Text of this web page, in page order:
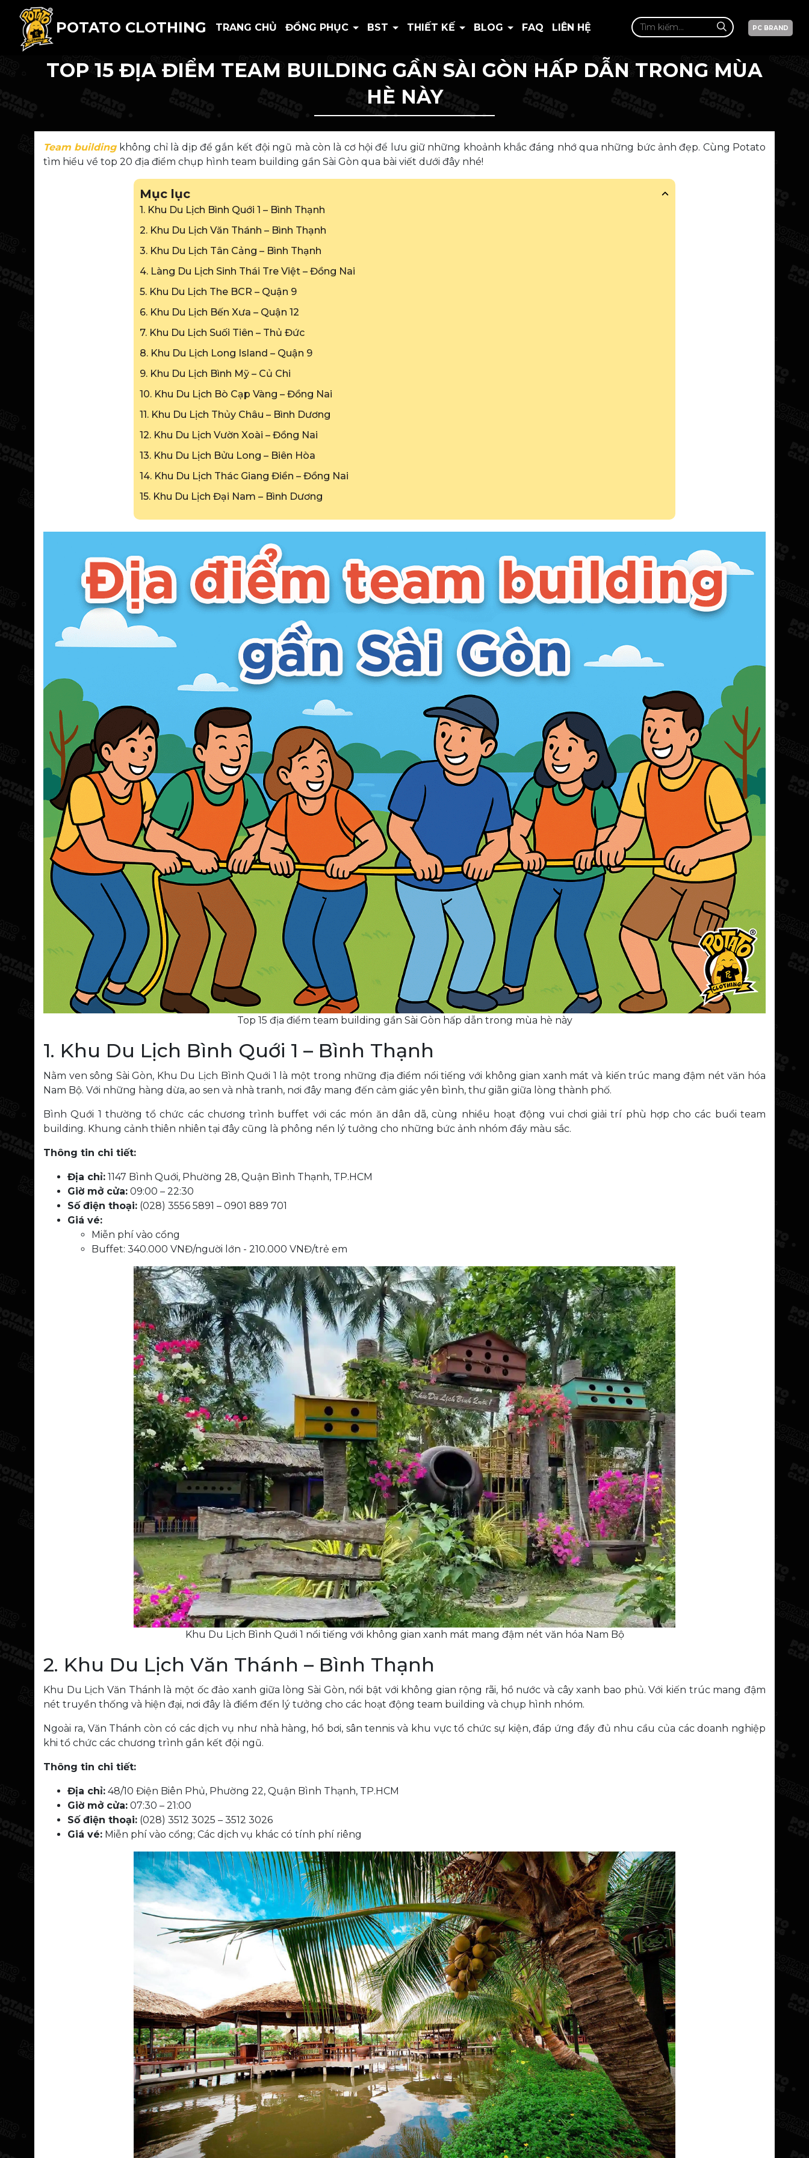
POTATO CLOTHING TRANG CHỦ ĐỒNG PHỤC BST THIẾT KẾ BLOG FAQ LIÊN HỆ PC BRAND
TOP 15 ĐỊA ĐIỂM TEAM BUILDING GẦN SÀI GÒN HẤP DẪN TRONG MÙA
HÈ NÀY
Team buildingkhông chỉ là dịp để gắn kết đội ngũ mà còn là cơ hội để lưu giữ những khoảnh khắc đáng nhớ qua những bức ảnh đẹp. Cùng Potato
tìm hiểu về top 20 địa điểm chụp hình team building gần Sài Gòn qua bài viết dưới đây nhé!
Mục lục
1. Khu Du Lịch Bình Quới 1 – Bình Thạnh
2. Khu Du Lịch Văn Thánh – Bình Thạnh
3. Khu Du Lịch Tân Cảng – Bình Thạnh
4. Làng Du Lịch Sinh Thái Tre Việt – Đồng Nai
5. Khu Du Lịch The BCR – Quận 9
6. Khu Du Lịch Bến Xưa – Quận 12
7. Khu Du Lịch Suối Tiên – Thủ Đức
8. Khu Du Lịch Long Island – Quận 9
9. Khu Du Lịch Bình Mỹ – Củ Chi
10. Khu Du Lịch Bò Cạp Vàng – Đồng Nai
11. Khu Du Lịch Thủy Châu – Bình Dương
12. Khu Du Lịch Vườn Xoài – Đồng Nai
13. Khu Du Lịch Bửu Long – Biên Hòa
14. Khu Du Lịch Thác Giang Điền – Đồng Nai
15. Khu Du Lịch Đại Nam – Bình Dương
Top 15 địa điểm team building gần Sài Gòn hấp dẫn trong mùa hè này
1. Khu Du Lịch Bình Quới 1 – Bình Thạnh
Nằm ven sông Sài Gòn, Khu Du Lịch Bình Quới 1 là một trong những địa điểm nổi tiếng với không gian xanh mát và kiến trúc mang đậm nét văn hóa
Nam Bộ. Với những hàng dừa, ao sen và nhà tranh, nơi đây mang đến cảm giác yên bình, thư giãn giữa lòng thành phố.
Bình Quới 1 thường tổ chức các chương trình buffet với các món ăn dân dã, cùng nhiều hoạt động vui chơi giải trí phù hợp cho các buổi team
building. Khung cảnh thiên nhiên tại đây cũng là phông nền lý tưởng cho những bức ảnh nhóm đầy màu sắc.
Thông tin chi tiết:
Địa chỉ: 1147 Bình Quới, Phường 28, Quận Bình Thạnh, TP.HCM
Giờ mở cửa: 09:00 – 22:30
Số điện thoại: (028) 3556 5891 – 0901 889 701
Giá vé:
Miễn phí vào cổng
Buffet: 340.000 VNĐ/người lớn - 210.000 VNĐ/trẻ em
Khu Du Lịch Bình Quới 1 nổi tiếng với không gian xanh mát mang đậm nét văn hóa Nam Bộ
2. Khu Du Lịch Văn Thánh – Bình Thạnh
Khu Du Lịch Văn Thánh là một ốc đảo xanh giữa lòng Sài Gòn, nổi bật với không gian rộng rãi, hồ nước và cây xanh bao phủ. Với kiến trúc mang đậm
nét truyền thống và hiện đại, nơi đây là điểm đến lý tưởng cho các hoạt động team building và chụp hình nhóm.
Ngoài ra, Văn Thánh còn có các dịch vụ như nhà hàng, hồ bơi, sân tennis và khu vực tổ chức sự kiện, đáp ứng đầy đủ nhu cầu của các doanh nghiệp
khi tổ chức các chương trình gắn kết đội ngũ.
Thông tin chi tiết:
Địa chỉ: 48/10 Điện Biên Phủ, Phường 22, Quận Bình Thạnh, TP.HCM
Giờ mở cửa: 07:30 – 21:00
Số điện thoại: (028) 3512 3025 – 3512 3026
Giá vé: Miễn phí vào cổng; Các dịch vụ khác có tính phí riêng